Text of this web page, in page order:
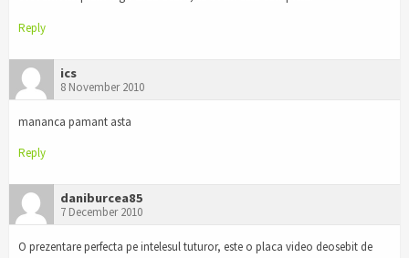
Reply
ics
8 November 2010
mananca pamant asta
Reply
daniburcea85
7 December 2010
O prezentare perfecta pe intelesul tuturor, este o placa video deosebit de